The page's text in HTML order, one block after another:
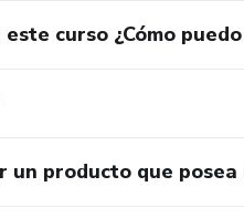
curso ¿Cómo
un producto que